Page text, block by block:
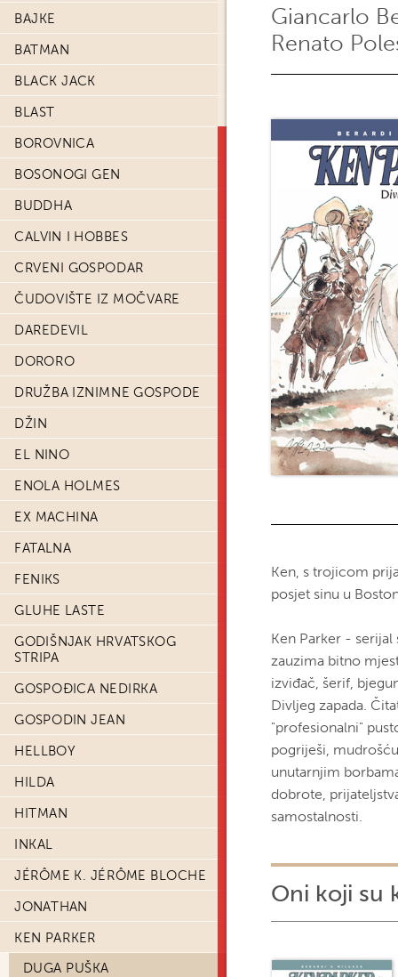
BAJKE
BATMAN
BLACK JACK
BLAST
BOROVNICA
BOSONOGI GEN
BUDDHA
CALVIN I HOBBES
CRVENI GOSPODAR
ČUDOVIŠTE IZ MOČVARE
DAREDEVIL
DORORO
DRUŽBA IZNIMNE GOSPODE
DŽIN
EL NINO
ENOLA HOLMES
EX MACHINA
FATALNA
FENIKS
GLUHE LASTE
GODIŠNJAK HRVATSKOG
STRIPA
GOSPOĐICA NEDIRKA
GOSPODIN JEAN
HELLBOY
HILDA
HITMAN
INKAL
JÉRÔME K. JÉRÔME BLOCHE
JONATHAN
KEN PARKER
DUGA PUŠKA
Giancarlo
Renato
Ken, s trojicom
posjet sinu u
Ken Parker - serijal
zauzima bitno
izviđač, šerif,
Divljeg zapada.
"profesionalni"
pogriješi,
unutarnjim
dobrote,
samostalnosti.
Oni koji su